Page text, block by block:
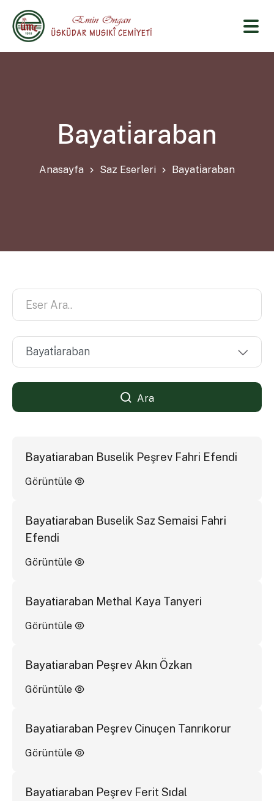
Bayati̇araban
Anasayfa Saz Eserleri Bayati̇araban
Ara
Bayatiaraban Buselik Peşrev Fahri Efendi
Görüntüle
Bayatiaraban Buselik Saz Semaisi Fahri
Efendi
Görüntüle
Bayatiaraban Methal Kaya Tanyeri
Görüntüle
Bayatiaraban Peşrev Akın Özkan
Görüntüle
Bayatiaraban Peşrev Cinuçen Tanrıkorur
Görüntüle
Bayatiaraban Peşrev Ferit Sıdal